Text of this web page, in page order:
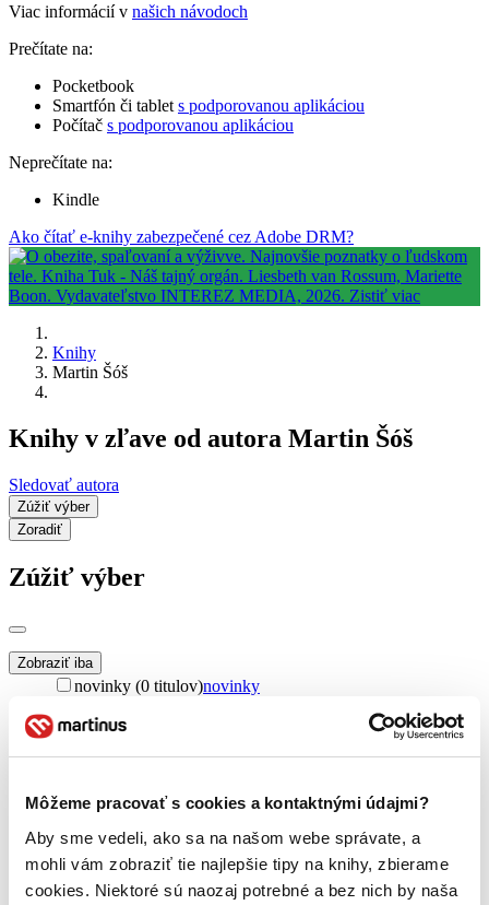
Môžeme pracovať s cookies a kontaktnými údajmi?
Aby sme vedeli, ako sa na našom webe správate, a
mohli vám zobraziť tie najlepšie tipy na knihy, zbierame
cookies. Niektoré sú naozaj potrebné a bez nich by naša
Viac informácií v našich návodoch
Prečítate na:
Pocketbook
Smartfón či tablet s podporovanou aplikáciou
Počítač s podporovanou aplikáciou
Neprečítate na:
Kindle
Ako čítať e-knihy zabezpečené cez Adobe DRM?
Knihy
Martin Šóš
Knihy v zľave od autora Martin Šóš
Sledovať autora
Zúžiť výber
Zoradiť
Zúžiť výber
Zobraziť iba
novinky (0 titulov)novinky
predpredaj (0 titulov)
pripravujeme (0 titulov)pripravujeme
dostupná (bez vypredaných) (0 titulov)dostupná (bez
vypredaných)
Nové / čítané